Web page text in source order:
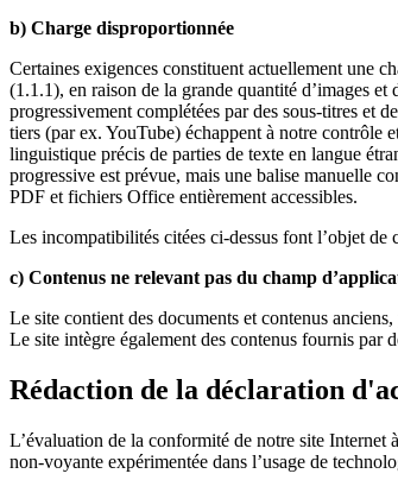
b) Charge disproportionnée
Certaines exigences constituent actuellement une
(1.1.1), en raison de la grande quantité d’images
progressivement complétées par des sous-titres et
tiers (par ex. YouTube) échappent à notre contrôle
linguistique précis de parties de texte en langue
progressive est prévue, mais une balise manuelle
PDF et fichiers Office entièrement accessibles.
Les incompatibilités citées ci-dessus font l’objet de
c) Contenus ne relevant pas du champ
Le site contient des documents et contenus
Le site intègre également des contenus fournis par
Rédaction de la déclaration
L’évaluation de la conformité de notre site Internet
non-voyante expérimentée dans l’usage de